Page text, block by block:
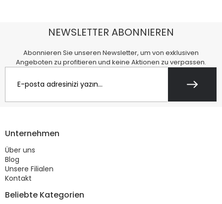
NEWSLETTER ABONNIEREN
Abonnieren Sie unseren Newsletter, um von exklusiven
Angeboten zu profitieren und keine Aktionen zu verpassen.
Unternehmen
Über uns
Blog
Unsere Filialen
Kontakt
Beliebte Kategorien